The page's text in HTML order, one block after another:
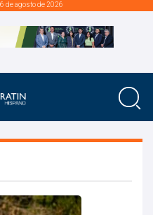
de agosto de 2026